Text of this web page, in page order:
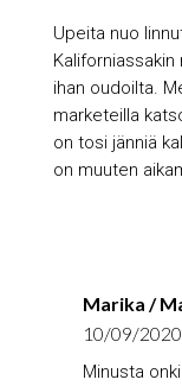
Upeita nuo
ihan oudoilta.
marketeilla
on tosi jänniä
on muuten
Marika /
10/09/
Minusta